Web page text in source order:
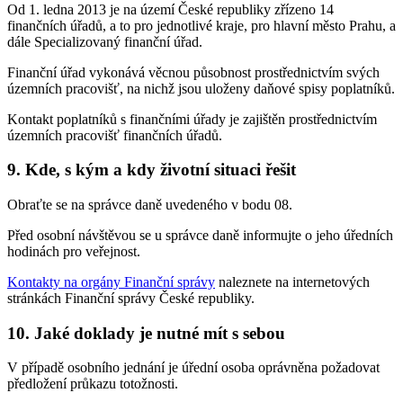
Od 1. ledna 2013 je na území České republiky zřízeno 14
finančních úřadů, a to pro jednotlivé kraje, pro hlavní město Prahu, a
dále Specializovaný finanční úřad.
Finanční úřad vykonává věcnou působnost prostřednictvím svých
územních pracovišť, na nichž jsou uloženy daňové spisy poplatníků.
Kontakt poplatníků s finančními úřady je zajištěn prostřednictvím
územních pracovišť finančních úřadů.
9. Kde, s kým a kdy životní situaci řešit
Obraťte se na správce daně uvedeného v bodu 08.
Před osobní návštěvou se u správce daně informujte o jeho úředních
hodinách pro veřejnost.
Kontakty na orgány Finanční správy naleznete na internetových
stránkách Finanční správy České republiky.
10. Jaké doklady je nutné mít s sebou
V případě osobního jednání je úřední osoba oprávněna požadovat
předložení průkazu totožnosti.